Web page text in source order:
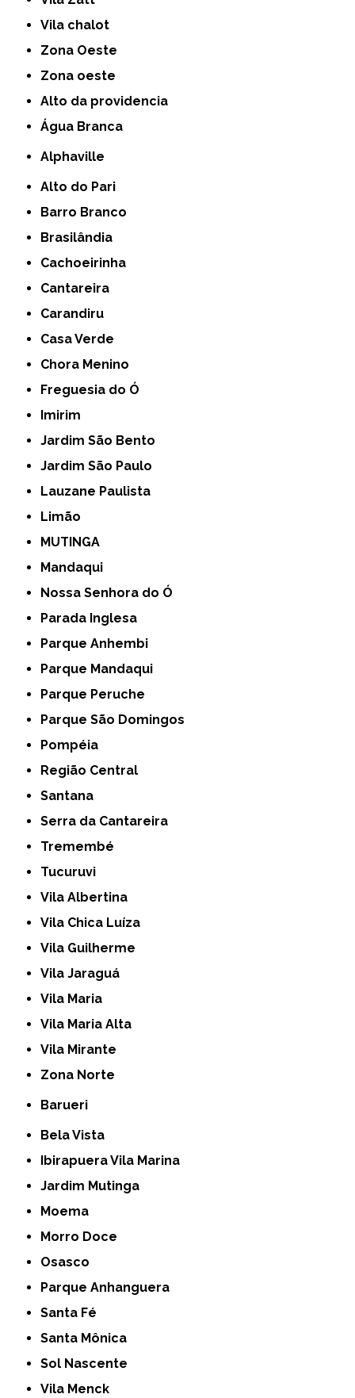
Vila chalot
Zona Oeste
Zona oeste
alto da providencia
Água Branca
Alphaville
Alto do Pari
Barro Branco
Brasilândia
Cachoeirinha
Cantareira
Carandiru
Casa Verde
Chora Menino
Freguesia do Ó
Imirim
Jardim São Bento
Jardim São Paulo
Lauzane Paulista
Limão
MUTINGA
Mandaqui
Nossa Senhora do Ó
Parada Inglesa
Parque Anhembi
Parque Mandaqui
Parque Peruche
Parque São Domingos
Pompéia
Região Central
Santana
Serra da Cantareira
Tremembé
Tucuruvi
Vila Albertina
Vila Chica Luíza
Vila Guilherme
Vila Jaraguá
Vila Maria
Vila Maria Alta
Vila Mirante
Zona Norte
Barueri
Bela Vista
Ibirapuera Vila Marina
Jardim Mutinga
Moema
Morro Doce
Osasco
Parque Anhanguera
Santa Fé
Santa Mônica
Sol Nascente
Vila Menck